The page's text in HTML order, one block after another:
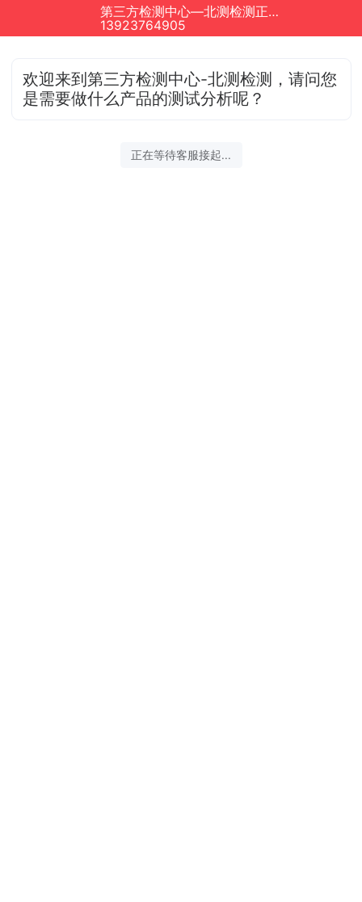
第三方检测中心—北测检测正在为您服务
13923764905
欢迎来到第三方检测中心-北测检测，请问您
是需要做什么产品的测试分析呢？
正在等待客服接起...